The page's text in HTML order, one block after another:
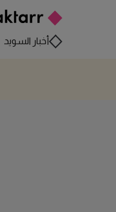
أخبار السويد